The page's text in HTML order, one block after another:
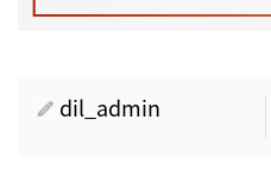
dil_admin